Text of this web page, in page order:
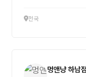
전국
멍앤냥 하남